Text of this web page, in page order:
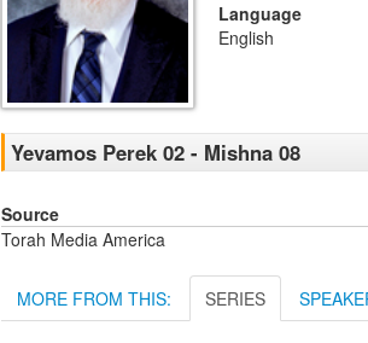
Language
English
Yevamos Perek 02 - Mishna 08
Source
Torah Media America
MORE FROM THIS: SERIES